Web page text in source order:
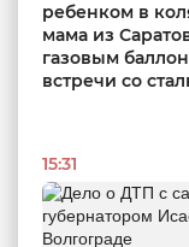
ребенком в
мама из
газовым
встречи со
15:31